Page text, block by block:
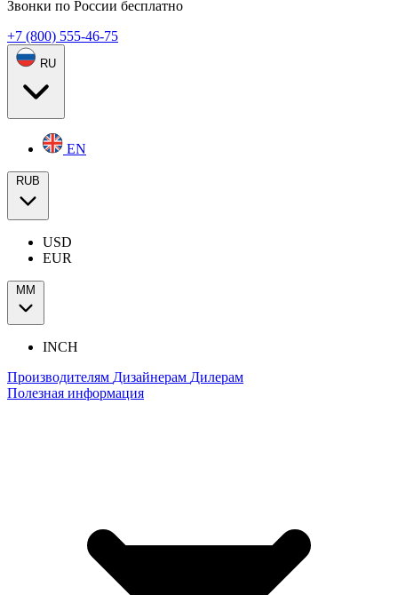
Звонки по России бесплатно
+7 (800) 555-46-75
RU
EN
RUB
USD
EUR
ММ
INCH
Производителям Дизайнерам Дилерам
Полезная информация